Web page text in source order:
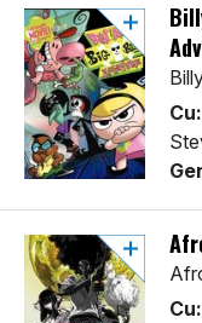
Cu:
Cu: